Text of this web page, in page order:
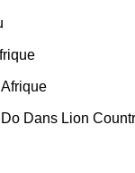
Dans Lion